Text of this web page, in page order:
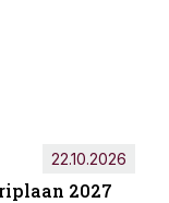
2027
22.10.2026